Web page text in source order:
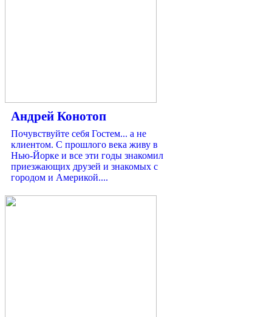
Андрей Конотоп
Почувствуйте себя Гостем... а не
клиентом. С прошлого века живу в
Нью-Йорке и все эти годы знакомил
приезжающих друзей и знакомых с
городом и Америкой....